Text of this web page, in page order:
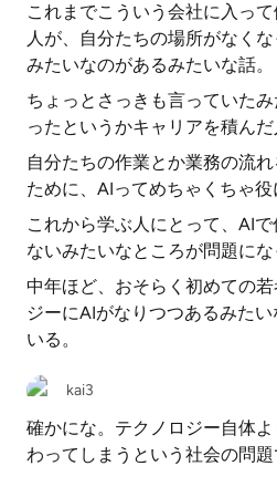
これまでこういう会社に入っ
人が、自分たちの場所がなく
みたいなのがあるみたいな話。
ちょっとさっきも言っていた
ったというかキャリアを積んだ
自分たちの作業とか業務の流
ために、AIってめちゃくちゃ役
これから学ぶ人にとって、AI
ないみたいなところが問題にな
中年ほど、おそらく初めての
ジーにAIがなりつつあるみた
いる。
kai3
確かにな。テクノロジー自体
わってしまうという社会の問題